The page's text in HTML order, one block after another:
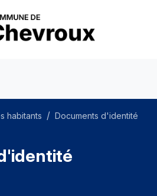
habitants Documents d'identité